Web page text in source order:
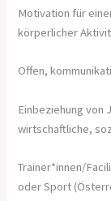
Motivation für
körperlicher
Offen,
Einbeziehung von
wirtschaftliche,
Trainer*innen/
oder Sport